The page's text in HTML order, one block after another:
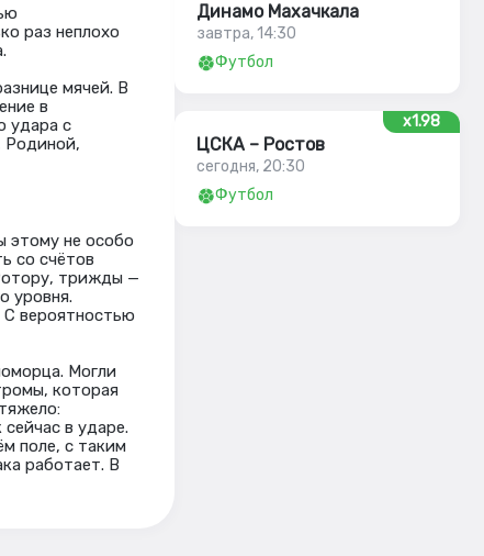
раз неплохо
мячей. В
в
удара с
Родиной,
этому не особо
со счётов
трижды —
уровня.
С вероятностью
Могли
которая
в ударе.
поле, с таким
работает. В
Динамо Махачкала
завтра, 14:30
Футбол
x1.98
ЦСКА – Ростов
сегодня, 20:30
Футбол